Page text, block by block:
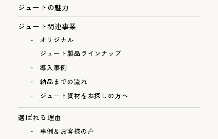
ジュートの魅力
ジュート関連事業
オリジナル
ジュート製品ラインナップ
導入事例
納品までの流れ
ジュート資材をお探しの方へ
選ばれる理由
事例＆お客様の声